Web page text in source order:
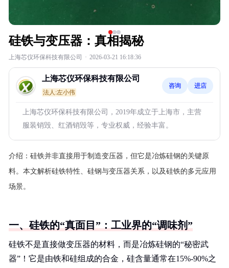
硅铁与变压器：真相揭秘
上海芯仪环保科技有限公司 · 2026-03-21 16:18:36
上海芯仪环保科技有限公司
法人:左小伟
咨询 进店
上海芯仪环保科技有限公司，2019年成立于上海市，主营
服装销毁、红酒销毁等，专业权威，经验丰富。
介绍： 硅铁并非直接用于制造变压器，但它是冶炼硅钢的关键原
料。本文解析硅铁特性、硅钢与变压器关系，以及硅铁的多元应用
场景。
一、硅铁的“真面目”：工业界的“调味剂”
硅铁不是直接做变压器的材料，而是冶炼硅钢的“秘密武
器”！它是由铁和硅组成的合金，硅含量通常在15%-90%之